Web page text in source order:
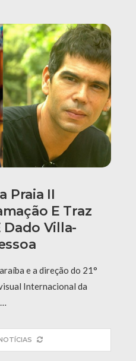
Praia II
E Traz
Dado Villa-
e a direção do 21°
Internacional da